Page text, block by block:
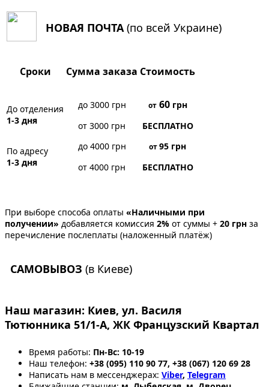
НОВАЯ ПОЧТА(по всей Украине)
Сроки Сумма заказа Стоимость
До отделения
1-3 дня
до 3000 грн от60грн
от 3000 грн
БЕСПЛАТНО
По адресу
1-3 дня
до 4000 грн от95 грн
от 4000 грн
БЕСПЛАТНО
При выборе способа оплаты «Наличными при
получении» добавляется комиссия 2% от суммы + 20 грн за
перечисление послеплаты (наложенный платёж)
САМОВЫВОЗ (в Киеве)
Наш магазин: Киев, ул. Василя
Тютюнника 51/1-А, ЖК Французский Квартал
Время работы: Пн-Вс: 10-19
Наш телефон: +38 (095) 110 90 77, +38 (067) 120 69 28
Написать нам в мессенджерах: Viber, Telegram